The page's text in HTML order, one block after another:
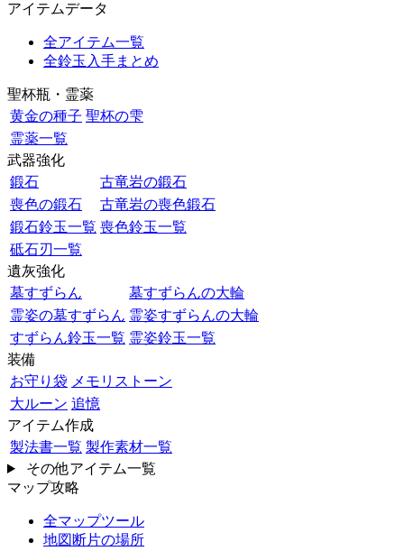
アイテムデータ
全アイテム一覧
全鈴玉入手まとめ
聖杯瓶・霊薬
黄金の種子 聖杯の雫
霊薬一覧
武器強化
鍛石
古竜岩の鍛石
喪色の鍛石
古竜岩の喪色鍛石
鍛石鈴玉一覧 喪色鈴玉一覧
砥石刃一覧
遺灰強化
墓すずらん
墓すずらんの大輪
霊姿の墓すずらん 霊姿すずらんの大輪
すずらん鈴玉一覧 霊姿鈴玉一覧
装備
お守り袋 メモリストーン
大ルーン 追憶
アイテム作成
製法書一覧 製作素材一覧
その他アイテム一覧
マップ攻略
全マップツール
地図断片の場所